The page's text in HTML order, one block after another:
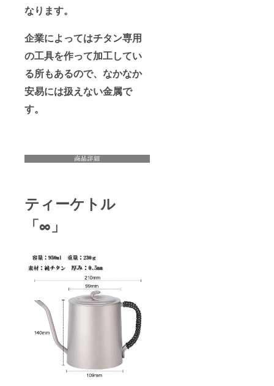
なります。
企業によってはチタン専用
の工具を作って加工してい
る所もあるので、なかなか
安易には扱えない金属で
す。
ティーケトル
「∞」